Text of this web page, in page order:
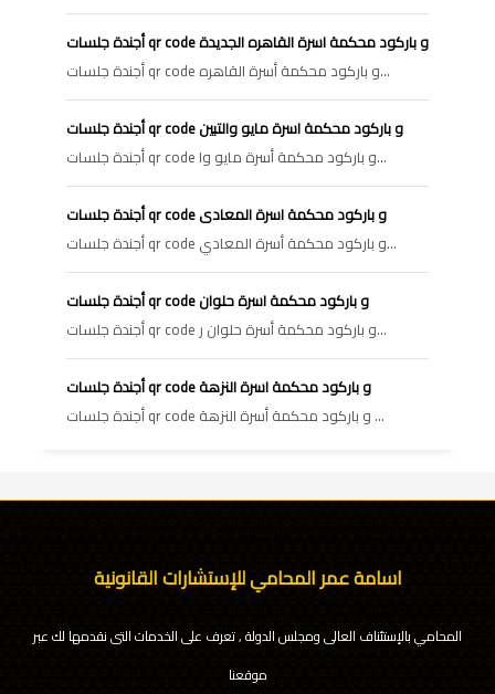
أجندة جلسات qr code و باركود محكمة اسرة القاهره الجديدة
أجندة جلسات qr code و باركود محكمة أسرة القاهره...
أجندة جلسات qr code و باركود محكمة اسرة مايو والتبين
أجندة جلسات qr code و باركود محكمة أسرة مايو وا...
أجندة جلسات qr code و باركود محكمة اسرة المعادى
أجندة جلسات qr code و باركود محكمة أسرة المعادي...
أجندة جلسات qr code و باركود محكمة اسرة حلوان
أجندة جلسات qr code و باركود محكمة أسرة حلوان ر...
أجندة جلسات qr code و باركود محكمة اسرة النزهة
أجندة جلسات qr code و باركود محكمة أسرة النزهة ...
اسامة عمر المحامي للإستشارات القانونية
المحامي بالإستئناف العالى ومجلس الدولة , تعرف على الخدمات التى نقدمها لك عبر
موقعنا